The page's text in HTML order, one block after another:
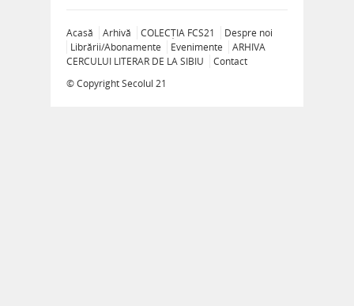
Acasă Arhivă COLECȚIA FCS21
Despre noi
Librării/Abonamente
Evenimente
ARHIVA
CERCULUI LITERAR DE LA SIBIU
Contact
© CopyrightSecolul 21